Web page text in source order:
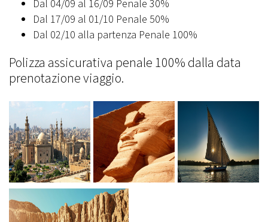
Dal 04/09 al 16/09 Penale 30%
Dal 17/09 al 01/10 Penale 50%
Dal 02/10 alla partenza Penale 100%
Polizza assicurativa penale 100% dalla data
prenotazione viaggio.